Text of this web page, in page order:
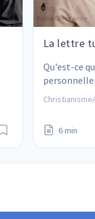
La lettre
Qu'est-ce
je traite les
6 min